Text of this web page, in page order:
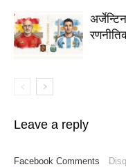
Leave a reply
Facebook Comments